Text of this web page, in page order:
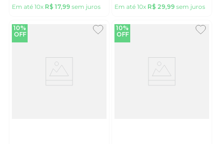
Em até 10x R$ 17,99 sem juros Em até 10x R$ 29,99 sem juros
10%
OFF
10%
OFF